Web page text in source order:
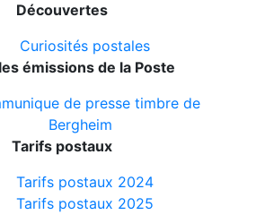
Découvertes
Curiosités postales
émissions de la Poste
de presse timbre de
Bergheim
Tarifs postaux
Tarifs postaux 2024
Tarifs postaux 2025